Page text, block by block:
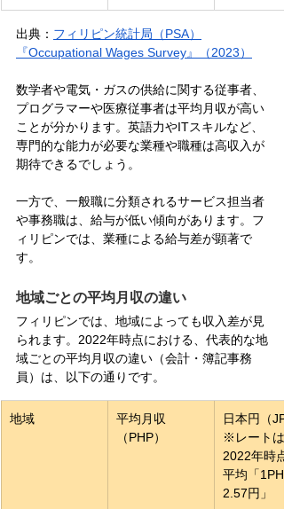
出典： フィリピン統計局（PSA）
『Occupational Wages Survey』（2023）
数学者や電気・ガスの供給に関する従事者、
プログラマーや医療従事者は平均月収が高い
ことが分かります。英語力やITスキルなど、
専門的な能力が必要な業種や職種は高収入が
期待できるでしょう。
一方で、一般職に分類されるサービス担当者
や事務職は、給与が低い傾向があります。フ
ィリピンでは、業種による給与差が顕著で
す。
地域ごとの平均月収の違い
フィリピンでは、地域によっても収入差が見
られます。2022年時点における、代表的な地
域ごとの平均月収の違い（会計・簿記事務
員）は、以下の通りです。
地域
平均月収
（PHP）
日本円（
※レートは
2022年時
平均「
2.57円」